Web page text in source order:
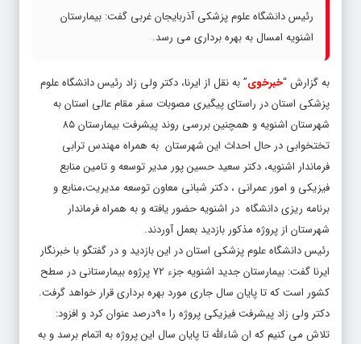
رئیس دانشگاه علوم پزشکی آذربایجان غربی گفت: بیمارستان
اشنویه امسال به بهره برداری می رسد.
به گزارش “خبرخوی” به نقل از ایرنا، دکتر ولی زاد رئیس دانشگاه علوم
پزشکی استان در راستای پیگیری مصوبات سفر مقام عالی استان به
شهرستان اشنویه و همچنین بررسی روند پیشرفت بیمارستان ۸۵
تختخوابی در حال احداث این شهرستان به همراه مهندس ترابی
فرماندار اشنویه، دکتر سعید حسین پور مدیر توسعه و تامین منابع
فیزیکی و امور عمرانی ، دکتر شبانی معاون توسعه مدیریت،منابع و
برنامه ریزی دانشگاه در اشنویه حضور یافته و به همراه فرماندار
شهرستان از پروژه مذکور بازدید بعمل آوردند.
رئیس دانشگاه علوم پزشکی استان در این بازدید و در گفتگو با خبرنگار
ایرنا گفت: بیمارستان جدید اشنویه جزء ۷۲ پرژوه بیمارستانی در سطح
کشور است که تا پایان سال جاری مورد بهره برداری قرار خواهد گرفت.
دکتر ولی زاد پیشرفت فیزیکی پروژه را ۹۰درصد عنوان کرد و افزود:
تلاش می کنیم که ان شاءالله تا پایان سال این پروژه به اتمام برسد و به